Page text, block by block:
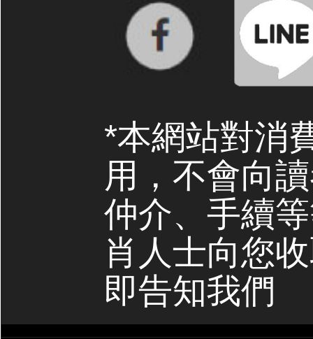
*本網站對消
用，不會向
仲介、手續
肖人士向您
即告知我們